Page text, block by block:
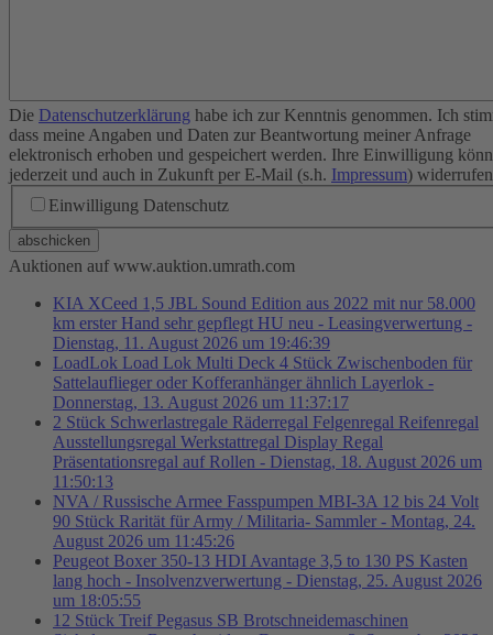
Die Datenschutzerklärung habe ich zur Kenntnis genommen. Ich
dass meine Angaben und Daten zur Beantwortung meiner Anfrage
elektronisch erhoben und gespeichert werden. Ihre Einwilligung
jederzeit und auch in Zukunft per E-Mail (s.h. Impressum)
Einwilligung Datenschutz
abschicken
Auktionen auf www.auktion.umrath.com
KIA XCeed 1,5 JBL Sound Edition aus 2022 mit nur 58.000
km erster Hand sehr gepflegt HU neu - Leasingverwertung -
Dienstag, 11. August 2026 um 19:46:39
LoadLok Load Lok Multi Deck 4 Stück Zwischenboden für
Sattelauflieger oder Kofferanhänger ähnlich Layerlok -
Donnerstag, 13. August 2026 um 11:37:17
2 Stück Schwerlastregale Räderregal Felgenregal Reifenregal
Ausstellungsregal Werkstattregal Display Regal
Präsentationsregal auf Rollen - Dienstag, 18. August 2026 um
11:50:13
NVA / Russische Armee Fasspumpen MBI-3A 12 bis 24 Volt
90 Stück Rarität für Army / Militaria- Sammler - Montag, 24.
August 2026 um 11:45:26
Peugeot Boxer 350-13 HDI Avantage 3,5 to 130 PS Kasten
lang hoch - Insolvenzverwertung - Dienstag, 25. August 2026
um 18:05:55
12 Stück Treif Pegasus SB Brotschneidemaschinen